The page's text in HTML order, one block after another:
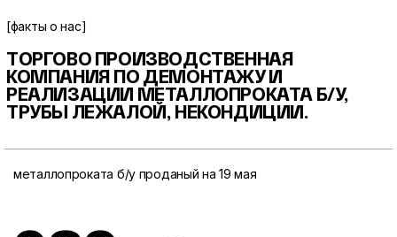
[факты о нас]
ТОРГОВО ПРОИЗВОДСТВЕННАЯ
КОМПАНИЯ ПО ДЕМОНТАЖУ И
РЕАЛИЗАЦИИ МЕТАЛЛОПРОКАТА Б/У,
ТРУБЫ ЛЕЖАЛОЙ, НЕКОНДИЦИИ.
металлопроката б/у проданый на 19 мая